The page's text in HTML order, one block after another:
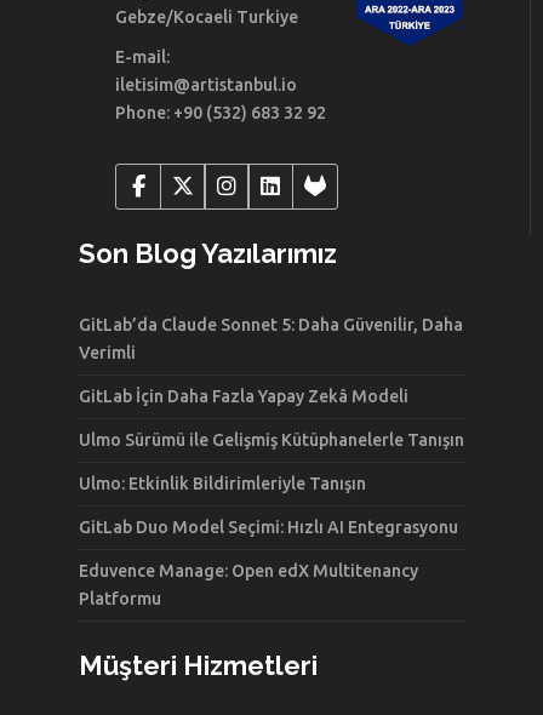
Gebze/Kocaeli Turkiye
E-mail:
iletisim@artistanbul.io
Phone: +90 (532) 683 32 92
Son Blog Yazılarımız
GitLab’da Claude Sonnet 5: Daha Güvenilir, Daha
Verimli
GitLab İçin Daha Fazla Yapay Zekâ Modeli
Ulmo Sürümü ile Gelişmiş Kütüphanelerle Tanışın
Ulmo: Etkinlik Bildirimleriyle Tanışın
GitLab Duo Model Seçimi: Hızlı AI Entegrasyonu
Eduvence Manage: Open edX Multitenancy
Platformu
Müşteri Hizmetleri